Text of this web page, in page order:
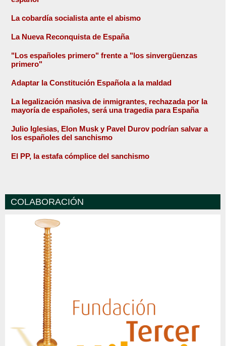
La cobardía socialista ante el abismo
La Nueva Reconquista de España
"Los españoles primero" frente a "los sinvergüenzas
primero"
Adaptar la Constitución Española a la maldad
La legalización masiva de inmigrantes, rechazada por la
mayoría de españoles, será una tragedia para España
Julio Iglesias, Elon Musk y Pavel Durov podrían salvar a
los españoles del sanchismo
El PP, la estafa cómplice del sanchismo
COLABORACIÓN